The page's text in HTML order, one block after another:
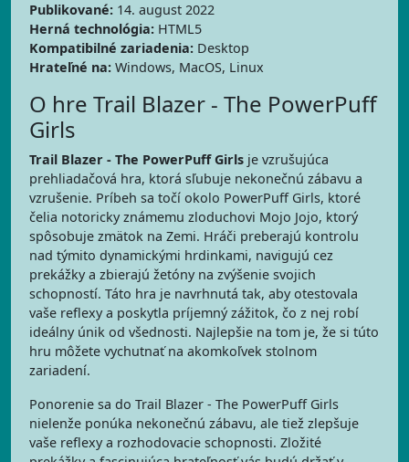
Publikované: 14. august 2022
Herná technológia: HTML5
Kompatibilné zariadenia: Desktop
Hrateľné na: Windows, MacOS, Linux
O hre Trail Blazer - The PowerPuff
Girls
Trail Blazer - The PowerPuff Girls je vzrušujúca
prehliadačová hra, ktorá sľubuje nekonečnú zábavu a
vzrušenie. Príbeh sa točí okolo PowerPuff Girls, ktoré
čelia notoricky známemu zloduchovi Mojo Jojo, ktorý
spôsobuje zmätok na Zemi. Hráči preberajú kontrolu
nad týmito dynamickými hrdinkami, navigujú cez
prekážky a zbierajú žetóny na zvýšenie svojich
schopností. Táto hra je navrhnutá tak, aby otestovala
vaše reflexy a poskytla príjemný zážitok, čo z nej robí
ideálny únik od všednosti. Najlepšie na tom je, že si túto
hru môžete vychutnať na akomkoľvek stolnom
zariadení.
Ponorenie sa do Trail Blazer - The PowerPuff Girls
nielenže ponúka nekonečnú zábavu, ale tiež zlepšuje
vaše reflexy a rozhodovacie schopnosti. Zložité